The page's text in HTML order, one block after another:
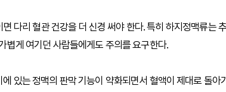
다리 혈관 건강을 더 신경 써야 한다. 특히 하지정맥류는
볍게 여기던 사람들에게도 주의를 요구한다.
있는 정맥의 판막 기능이 약화되면서 혈액이 제대로 돌아